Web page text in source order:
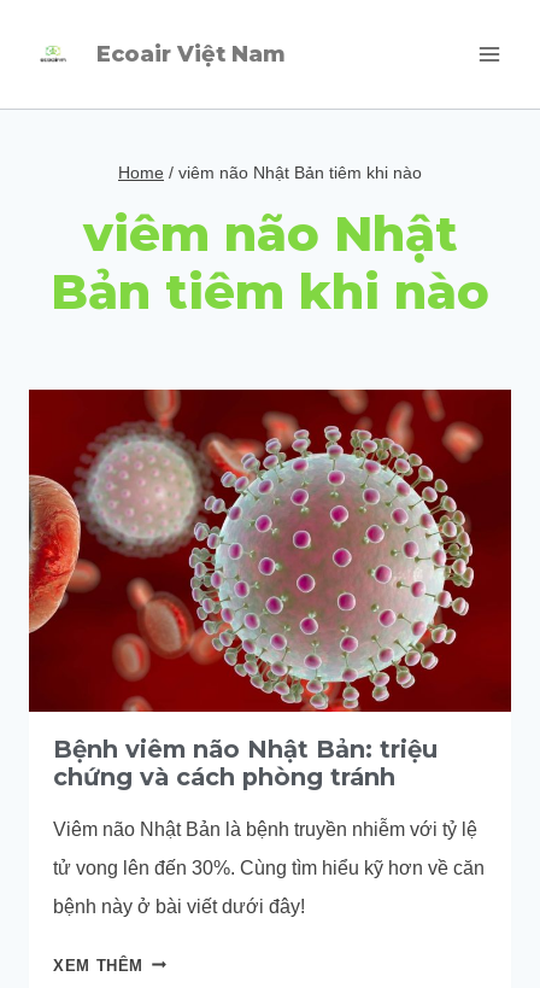
Ecoair Việt Nam
Home / viêm não Nhật Bản tiêm khi nào
viêm não Nhật
Bản tiêm khi nào
Bệnh viêm não Nhật Bản: triệu
chứng và cách phòng tránh
Viêm não Nhật Bản là bệnh truyền nhiễm với tỷ lệ
tử vong lên đến 30%. Cùng tìm hiểu kỹ hơn về căn
bệnh này ở bài viết dưới đây!
XEM THÊM BỆNH